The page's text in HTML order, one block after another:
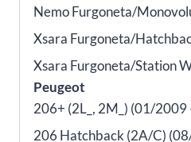
Nemo Furgoneta/
Xsara Furgoneta/
Xsara Furgoneta/Station
Peugeot
206+ (2L_, 2M_) (01/
206 Hatchback (2A/C)